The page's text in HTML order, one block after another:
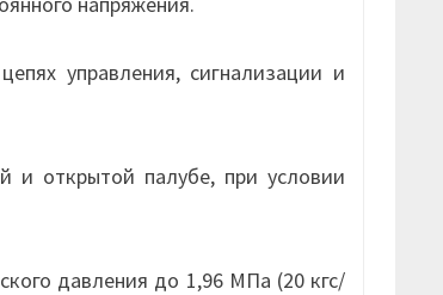
управления, сигнализации и
и открытой палубе, при условии
давления до 1,96 МПа (20 кгс/